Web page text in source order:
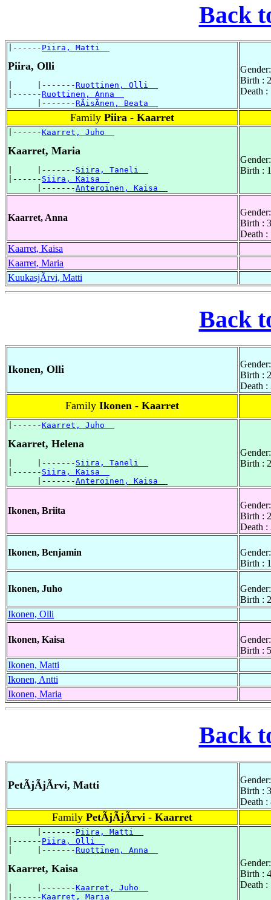
Back
|------ Piira, Matti
Piira, Olli
|     |-------Ruottinen, Olli
|------Ruottinen, Anna
      |-------
RÃisÃnen, Beata
Birth :
Death :
Family Piira - Kaarret
|------Kaarret, Juho
Kaarret, Maria
|     |------- Siira, Taneli
|------ Siira, Kaisa
      |-------
Anteroinen, Kaisa
Birth :
Kaarret, Anna
Birth :
Death :
Kaarret, Kaisa
Kaarret, Maria
KuukasjÃrvi, Matti
Back
Ikonen, Olli
Birth :
Death :
Family Ikonen - Kaarret
|------Kaarret, Juho
Kaarret, Helena
|     |------- Siira, Taneli
|------ Siira, Kaisa
      |-------
Anteroinen, Kaisa
Birth :
Ikonen, Briita
Birth :
Death :
Ikonen, Benjamin
Birth :
Ikonen, Juho
Birth :
Ikonen, Olli
Ikonen, Kaisa
Birth :
Ikonen, Matti
Ikonen, Antti
Ikonen, Maria
Back
PetÃjÃjÃrvi, Matti
Birth :
Death
Family PetÃjÃjÃrvi - Kaarret
      |-------
Piira, Matti
|------ Piira, Olli
|     |-------Ruottinen, Anna
Kaarret, Kaisa
|     |-------Kaarret, Juho
|------Kaarret, Maria
Birth :
Death :